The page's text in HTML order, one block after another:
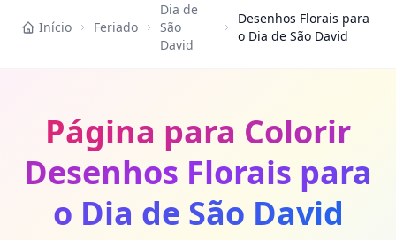
Início Feriado
Dia de
São
David
Desenhos Florais para
o Dia de São David
Página para Colorir
Desenhos Florais para
o Dia de São David